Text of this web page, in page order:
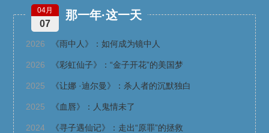
那一年·这一天
04月
07
2026 《雨中人》：如何成为镜中人
2026 《彩虹仙子》：“金子开花”的美国梦
2025 《让娜 ·迪尔曼》：杀人者的沉默独白
2025 《血唇》：人鬼情未了
2024 《寻子遇仙记》：走出“原罪”的拯救